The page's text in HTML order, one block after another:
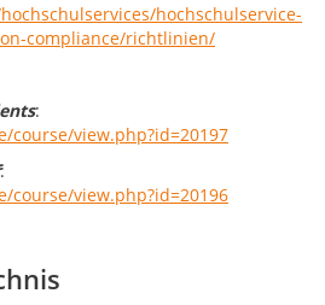
hochschulservice-
compliance/richtlinien/
:
view.php?id=20197
:
view.php?id=20196